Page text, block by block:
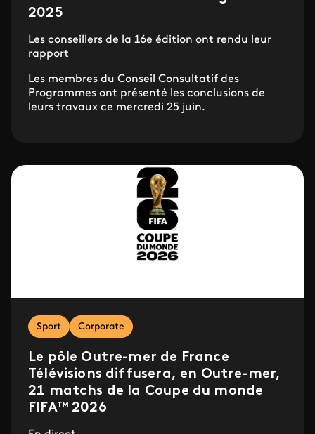
2025
Les conseillers de la 16e édition ont rendu leur
rapport
Les membres du Conseil Consultatif des
Programmes ont présenté les conclusions de
leurs travaux ce mercredi 25 juin.
Sport Corporate
Le pôle Outre-mer de France
Télévisions diffusera, en Outre-mer,
21 matchs de la Coupe du monde
FIFA™ 2026